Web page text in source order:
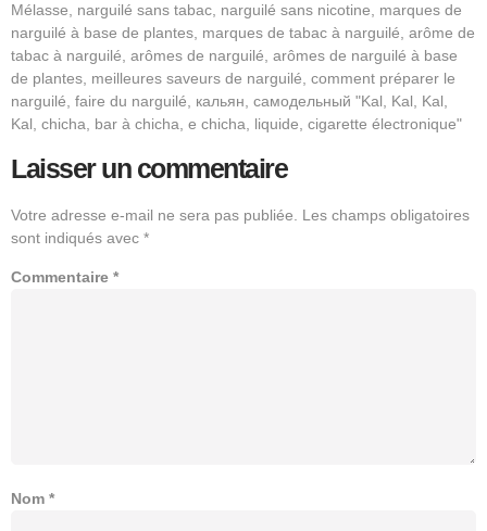
Mélasse, narguilé sans tabac, narguilé sans nicotine, marques de
narguilé à base de plantes, marques de tabac à narguilé, arôme de
tabac à narguilé, arômes de narguilé, arômes de narguilé à base
de plantes, meilleures saveurs de narguilé, comment préparer le
narguilé, faire du narguilé, кальян, самодельный "Kal, Kal, Kal,
Kal, chicha, bar à chicha, e chicha, liquide, cigarette électronique"
Laisser un commentaire
Votre adresse e-mail ne sera pas publiée.
Les champs obligatoires
sont indiqués avec *
Commentaire *
Nom *